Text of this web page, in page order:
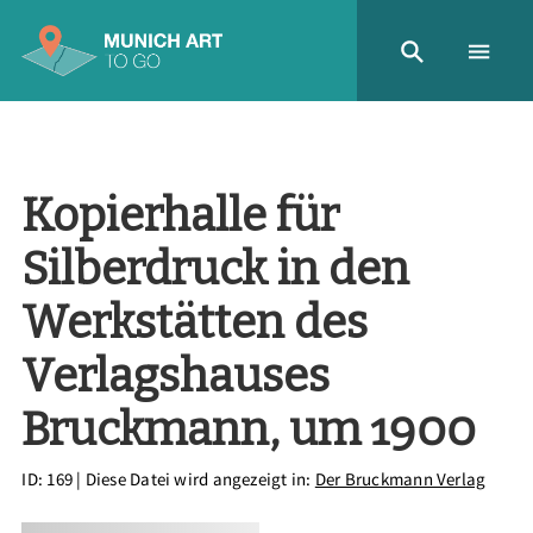
Kopierhalle für
Silberdruck in den
Werkstätten des
Verlagshauses
Bruckmann, um 1900
ID: 169| Diese Datei wird angezeigt in: Der Bruckmann Verlag